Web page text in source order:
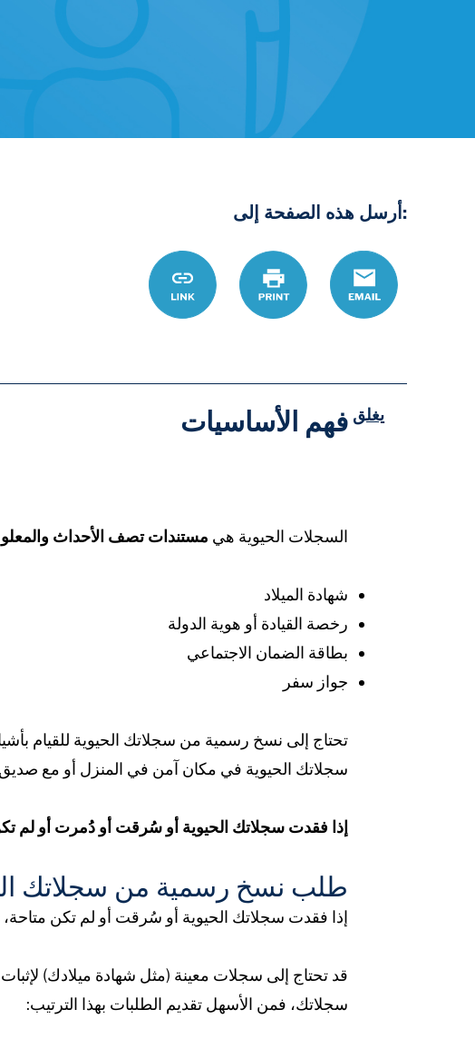
:أرسل هذه الصفحة إلى
Email
Print
Link
فهم الأساسيات يغلق
السجلات الحيوية هي مستندات تصف الأحداث
شهادة الميلاد
رخصة القيادة أو هوية الدولة
بطاقة الضمان الاجتماعي
جواز سفر
تحتاج إلى نسخ رسمية من سجلاتك الحيوية للقيام
سجلاتك الحيوية في مكان آمن في المنزل أو مع صديق
إذا فقدت سجلاتك الحيوية أو سُرقت أو دُمرت أو
طلب نسخ رسمية من سجلاتك
إذا فقدت سجلاتك الحيوية أو سُرقت أو لم تكن
قد تحتاج إلى سجلات معينة (مثل شهادة ميلادك)
سجلاتك، فمن الأسهل تقديم الطلبات بهذا الترتيب: